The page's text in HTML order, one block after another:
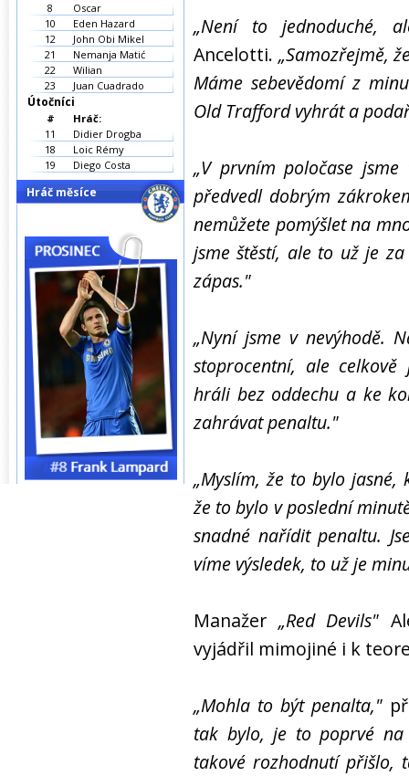
„Není to jednoduché,
Ancelotti. „Samozřejmě,
Máme sebevědomí z
Old Trafford vyhrát a
„V prvním poločase
předvedl dobrým
nemůžete pomýšlet na
jsme štěstí, ale to už je
zápas."
„Nyní jsme v nevýhodě.
stoprocentní, ale
hráli bez oddechu a ke
zahrávat penaltu."
„Myslím, že to bylo
že to bylo v poslední
snadné nařídit penaltu.
víme výsledek, to už je
Manažer „Red Devils"
vyjádřil mimojiné i k
„Mohla to být penalta,"
tak bylo, je to poprvé
takové rozhodnutí přišlo,
8
Oscar
10
Eden Hazard
12
John Obi Mikel
21
Nemanja Matić
22
Wilian
23
Juan Cuadrado
Útočníci
#
Hráč:
11
Didier Drogba
18
Loic Rémy
19
Diego Costa
Hráč měsíce